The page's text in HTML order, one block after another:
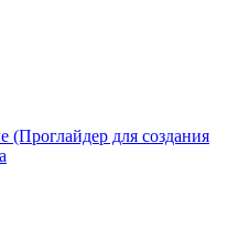
(Проглайдер для создания